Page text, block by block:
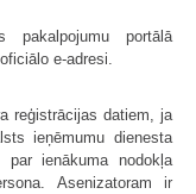
pakalpojumu portālā
e-adresi.
reģistrācijas datiem, ja
ieņēmumu dienesta
par ienākuma nodokļa
Asenizatoram ir